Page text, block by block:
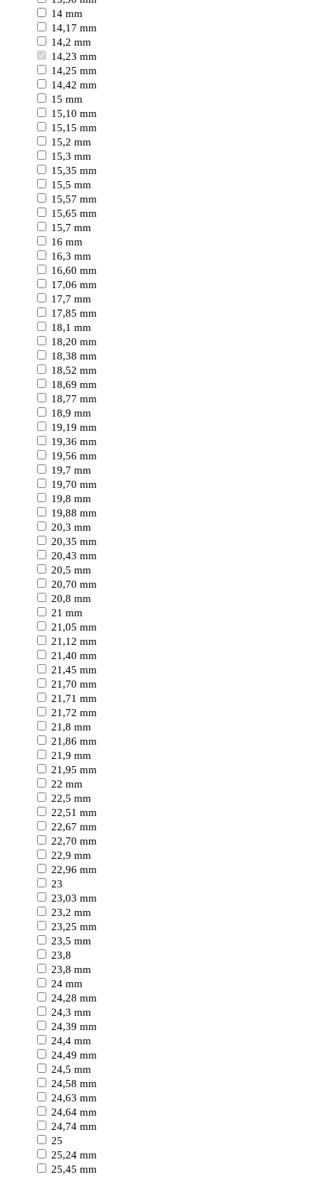
14 mm
14,17 mm
14,2 mm
14,23 mm
14,25 mm
14,42 mm
15 mm
15,10 mm
15,15 mm
15,2 mm
15,3 mm
15,35 mm
15,5 mm
15,57 mm
15,65 mm
15,7 mm
16 mm
16,3 mm
16,60 mm
17,06 mm
17,7 mm
17,85 mm
18,1 mm
18,20 mm
18,38 mm
18,52 mm
18,69 mm
18,77 mm
18,9 mm
19,19 mm
19,36 mm
19,56 mm
19,7 mm
19,70 mm
19,8 mm
19,88 mm
20,3 mm
20,35 mm
20,43 mm
20,5 mm
20,70 mm
20,8 mm
21 mm
21,05 mm
21,12 mm
21,40 mm
21,45 mm
21,70 mm
21,71 mm
21,72 mm
21,8 mm
21,86 mm
21,9 mm
21,95 mm
22 mm
22,5 mm
22,51 mm
22,67 mm
22,70 mm
22,9 mm
22,96 mm
23
23,03 mm
23,2 mm
23,25 mm
23,5 mm
23,8
23,8 mm
24 mm
24,28 mm
24,3 mm
24,39 mm
24,4 mm
24,49 mm
24,5 mm
24,58 mm
24,63 mm
24,64 mm
24,74 mm
25
25,24 mm
25,45 mm